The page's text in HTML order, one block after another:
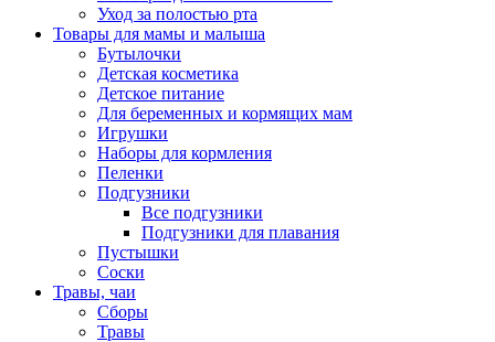
Уход за полостью рта
Товары для мамы и малыша
Бутылочки
Детская косметика
Детское питание
Для беременных и кормящих мам
Игрушки
Наборы для кормления
Пеленки
Подгузники
Все подгузники
Подгузники для плавания
Пустышки
Соски
Травы, чаи
Сборы
Травы